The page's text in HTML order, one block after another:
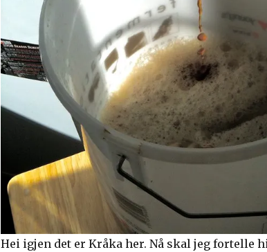
Hei igjen det er Kråka her. Nå skal jeg fortelle